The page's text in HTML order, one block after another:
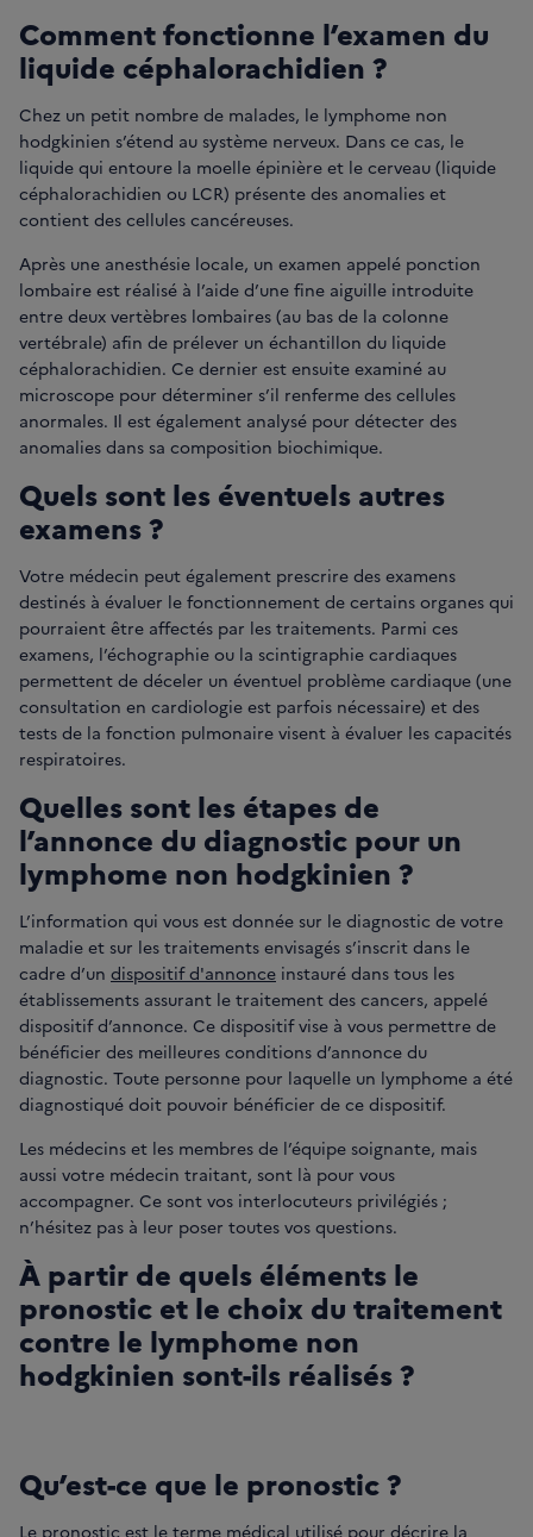
Comment fonctionne l’examen du
liquide céphalorachidien ?
Chez un petit nombre de malades, le lymphome non
hodgkinien s’étend au système nerveux. Dans ce cas, le
liquide qui entoure la moelle épinière et le cerveau (liquide
céphalorachidien ou LCR) présente des anomalies et
contient des cellules cancéreuses.
Après une anesthésie locale, un examen appelé ponction
lombaire est réalisé à l’aide d’une fine aiguille introduite
entre deux vertèbres lombaires (au bas de la colonne
vertébrale) afin de prélever un échantillon du liquide
céphalorachidien. Ce dernier est ensuite examiné au
microscope pour déterminer s’il renferme des cellules
anormales. Il est également analysé pour détecter des
anomalies dans sa composition biochimique.
Quels sont les éventuels autres
examens ?
Votre médecin peut également prescrire des examens
destinés à évaluer le fonctionnement de certains organes qui
pourraient être affectés par les traitements. Parmi ces
examens, l’échographie ou la scintigraphie cardiaques
permettent de déceler un éventuel problème cardiaque (une
consultation en cardiologie est parfois nécessaire) et des
tests de la fonction pulmonaire visent à évaluer les capacités
respiratoires.
Quelles sont les étapes de
l’annonce du diagnostic pour un
lymphome non hodgkinien ?
L’information qui vous est donnée sur le diagnostic de votre
maladie et sur les traitements envisagés s’inscrit dans le
cadre d’un dispositif d'annonce instauré dans tous les
établissements assurant le traitement des cancers, appelé
dispositif d’annonce. Ce dispositif vise à vous permettre de
bénéficier des meilleures conditions d’annonce du
diagnostic. Toute personne pour laquelle un lymphome a été
diagnostiqué doit pouvoir bénéficier de ce dispositif.
Les médecins et les membres de l’équipe soignante, mais
aussi votre médecin traitant, sont là pour vous
accompagner. Ce sont vos interlocuteurs privilégiés ;
n’hésitez pas à leur poser toutes vos questions.
À partir de quels éléments le
pronostic et le choix du traitement
contre le lymphome non
hodgkinien sont-ils réalisés ?
Qu’est-ce que le pronostic ?
Le pronostic est le terme médical utilisé pour décrire la